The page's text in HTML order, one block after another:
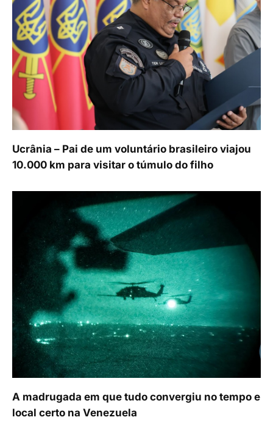
Ucrânia – Pai de um voluntário brasileiro viajou
10.000 km para visitar o túmulo do filho
A madrugada em que tudo convergiu no tempo e
local certo na Venezuela